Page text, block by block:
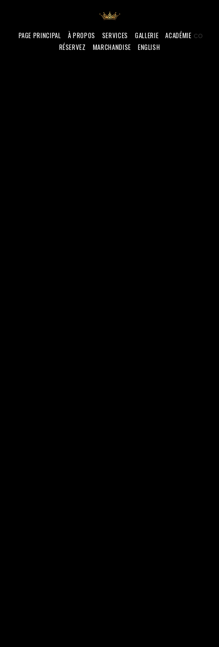
PAGE PRINCIPAL À PROPOS SERVICES GALLERIE ACADÉMIE co
RÉSERVEZ MARCHANDISE ENGLISH